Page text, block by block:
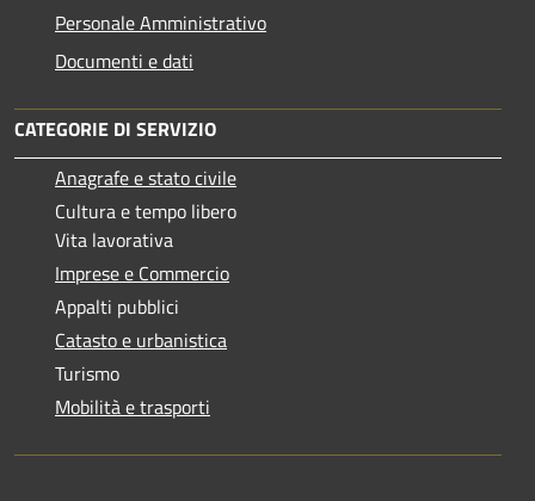
Personale Amministrativo
Documenti e dati
CATEGORIE DI SERVIZIO
Anagrafe e stato civile
Cultura e tempo libero
Vita lavorativa
Imprese e Commercio
Appalti pubblici
Catasto e urbanistica
Turismo
Mobilità e trasporti